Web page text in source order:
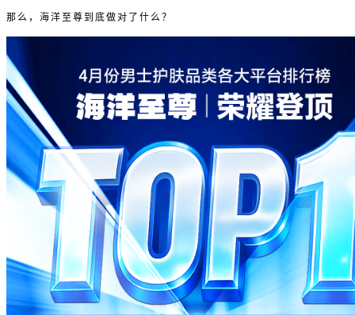
那么，海洋至尊到底做对了什么？